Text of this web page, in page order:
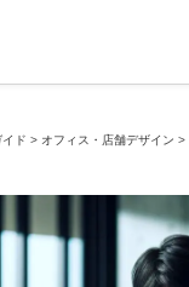
ド > オフィス・店舗デザイン >